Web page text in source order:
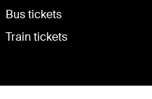
Bus tickets
Train tickets